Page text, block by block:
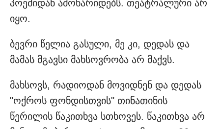
პოემიდან ამონარიდებს. თეატრალური არ
იყო.
ბევრი წელია გასული, მე კი, დედას და
მამას მგავსი მახსოვრობა არ მაქვს.
მახსოვს, რადიოდან მოვიდნენ და დედას
"ოქროს ფონდისთვის" თინათინის
წერილის წაკითხვა სთხოვეს. წაკითხვა არ